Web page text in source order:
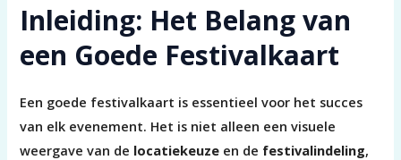
Inleiding: Het Belang van
een Goede Festivalkaart
Een goede festivalkaart is essentieel voor het succes
van elk evenement. Het is niet alleen een visuele
weergave van de locatiekeuze en de festivalindeling,